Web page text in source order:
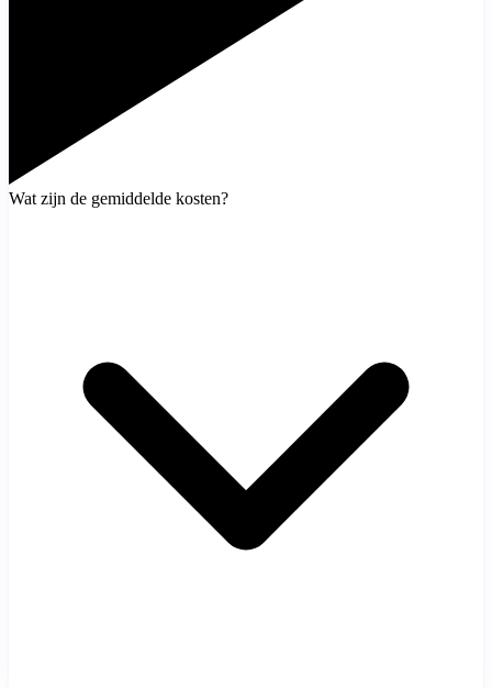
Wat zijn de gemiddelde kosten?